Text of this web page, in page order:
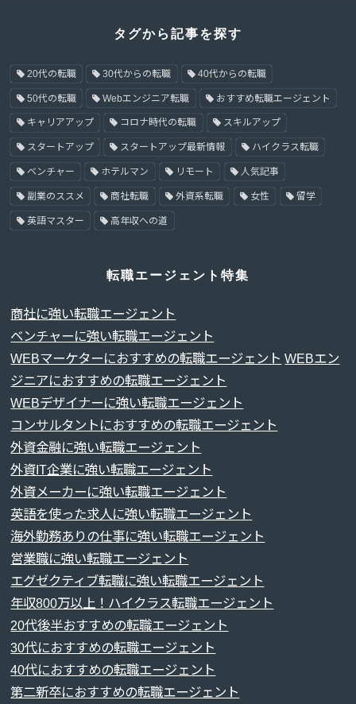
タグから記事を探す
20代の転職 30代からの転職 40代からの転職
50代の転職 Webエンジニア転職 おすすめ転職エージェント
キャリアアップ コロナ時代の転職 スキルアップ
スタートアップ スタートアップ最新情報 ハイクラス転職
ベンチャー ホテルマン リモート 人気記事
副業のススメ 商社転職 外資系転職 女性 留学
英語マスター 高年収への道
転職エージェント特集
商社に強い転職エージェント
ベンチャーに強い転職エージェント
WEBマーケターにおすすめの転職エージェント WEBエン
ジニアにおすすめの転職エージェント
WEBデザイナーに強い転職エージェント
コンサルタントにおすすめの転職エージェント
外資金融に強い転職エージェント
外資IT企業に強い転職エージェント
外資メーカーに強い転職エージェント
英語を使った求人に強い転職エージェント
海外勤務ありの仕事に強い転職エージェント
営業職に強い転職エージェント
エグゼクティブ転職に強い転職エージェント
年収800万以上！ハイクラス転職エージェント
20代後半おすすめの転職エージェント
30代におすすめの転職エージェント
40代におすすめの転職エージェント
第二新卒におすすめの転職エージェント